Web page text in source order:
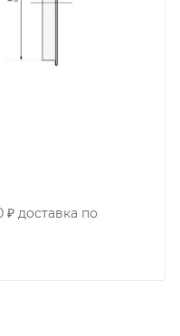
доставка по